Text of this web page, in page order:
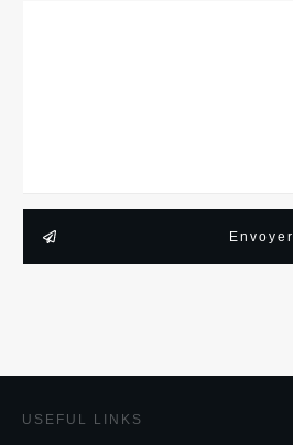
Envoyer
USEFUL LINKS